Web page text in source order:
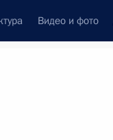
Видео и фото